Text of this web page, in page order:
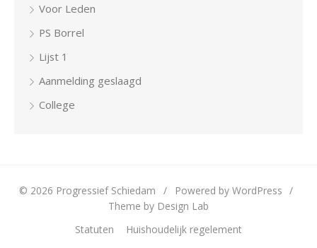
Voor Leden
PS Borrel
Lijst 1
Aanmelding geslaagd
College
© 2026 Progressief Schiedam / Powered by WordPress
/
Theme by Design Lab
Statuten
Huishoudelijk regelement